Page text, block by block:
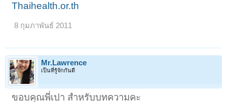
Thaihealth.or.th
8 กุมภาพันธ์ 2011
Mr.Lawrence
เป็นที่รู้จักกันดี
ขอบคุณพี่เปา สำหรับบทความคะ